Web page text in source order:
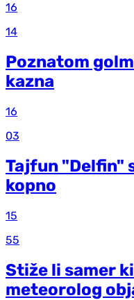
16
14
Poznatom
kazna
16
03
Tajfun "Delfin"
kopno
15
55
Stiže li samer
meteorolog